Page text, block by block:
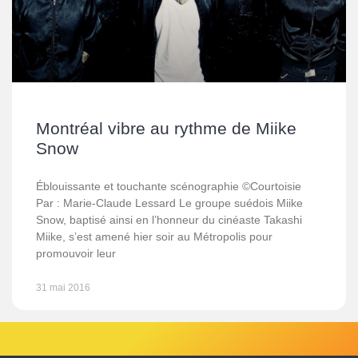
Montréal vibre au rythme de Miike
Snow
Éblouissante et touchante scénographie ©Courtoisie
Par : Marie-Claude Lessard Le groupe suédois Miike
Snow, baptisé ainsi en l’honneur du cinéaste Takashi
Miike, s’est amené hier soir au Métropolis pour
promouvoir leur
31 mai 2016